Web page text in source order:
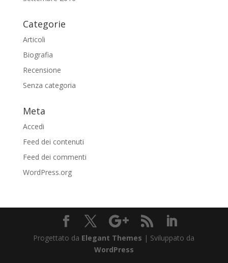
Categorie
Articoli
Biografia
Recensione
Senza categoria
Meta
Accedi
Feed dei contenuti
Feed dei commenti
WordPress.org
Progettato da Elegant Themes | Sviluppato da
WordPress